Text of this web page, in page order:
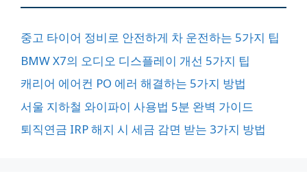
중고 타이어 정비로 안전하게 차 운전하는 5가지 팁
BMW X7의 오디오 디스플레이 개선 5가지 팁
캐리어 에어컨 PO 에러 해결하는 5가지 방법
서울 지하철 와이파이 사용법 5분 완벽 가이드
퇴직연금 IRP 해지 시 세금 감면 받는 3가지 방법